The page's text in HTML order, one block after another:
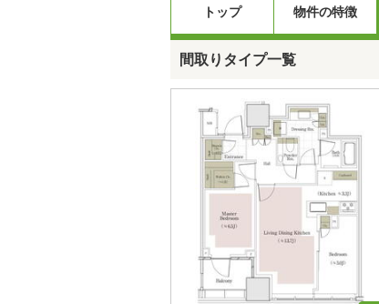
トップ 物件の特徴
間取りタイプ一覧